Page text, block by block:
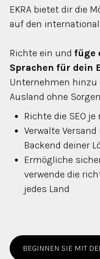
EKRA bietet dir die
auf den
Richte ein und füge
Sprachen für dein
Unternehmen hinzu
Ausland ohne
Richte die SEO
Verwalte
Backend deiner
Ermögliche
verwende die
jedes Land
BEGINNEN SIE MIT